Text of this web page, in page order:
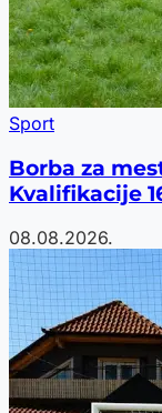
Sport
Borba za
Kvalifikacije
08.08.2026.